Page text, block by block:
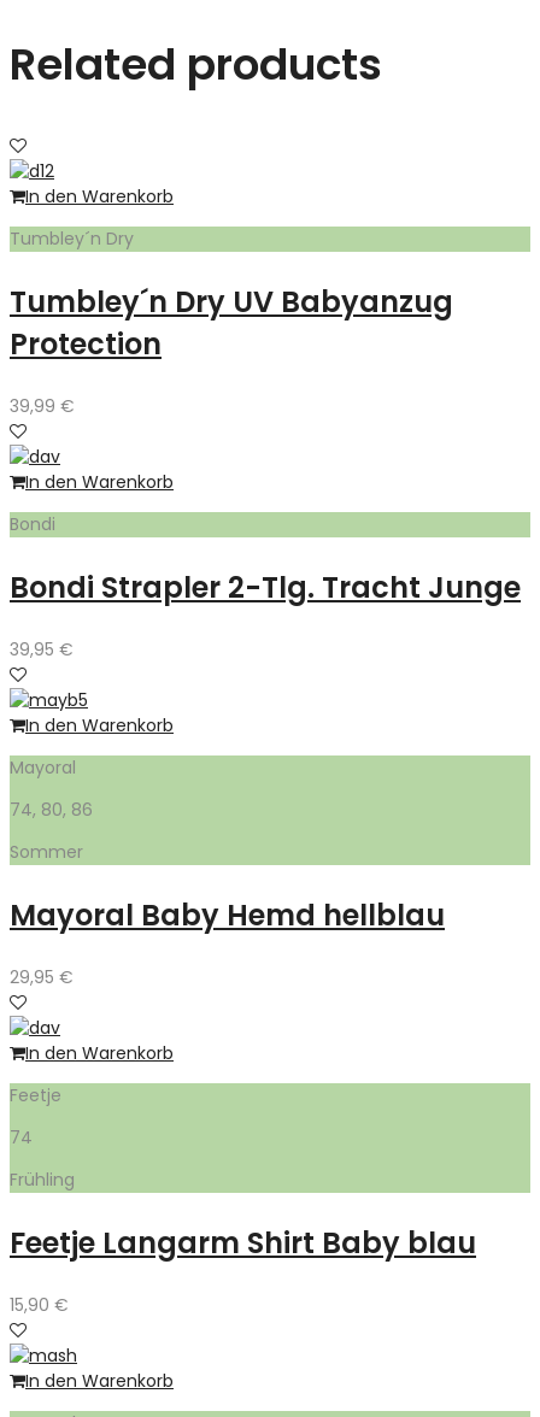
Related products
In den Warenkorb
Tumbley´n Dry
Tumbley´n Dry UV Babyanzug
Protection
39,99 €
In den Warenkorb
Bondi
Bondi Strapler 2-Tlg. Tracht Junge
39,95 €
In den Warenkorb
Mayoral
74, 80, 86
Sommer
Mayoral Baby Hemd hellblau
29,95 €
In den Warenkorb
Feetje
74
Frühling
Feetje Langarm Shirt Baby blau
15,90 €
In den Warenkorb